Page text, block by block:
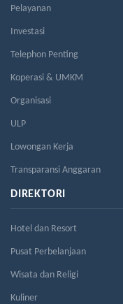
Pelayanan
Investasi
Telephon Penting
Koperasi & UMKM
Organisasi
ULP
Lowongan Kerja
Transparansi Anggaran
DIREKTORI
Hotel dan Resort
Pusat Perbelanjaan
Wisata dan Religi
Kuliner